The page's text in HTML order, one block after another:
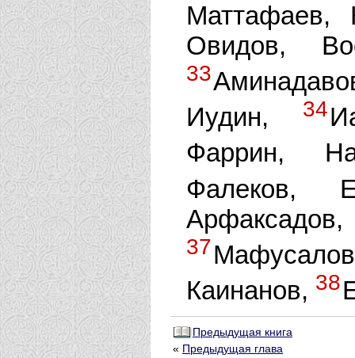
Овидов,
33
Иудин,
34
Фаррин,
Фалеков,
37
Каинанов, 38
Предыдущая книга
« Предыдущая глава